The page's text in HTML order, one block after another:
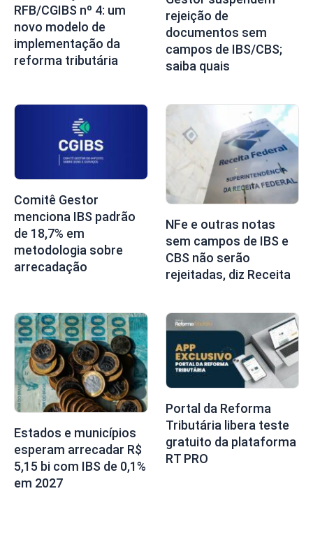
RFB/CGIBS nº 4: um
novo modelo de
implementação da
reforma tributária
rejeição de
documentos sem
campos de IBS/CBS;
saiba quais
Comitê Gestor
menciona IBS padrão
de 18,7% em
metodologia sobre
arrecadação
NFe e outras notas
sem campos de IBS e
CBS não serão
rejeitadas, diz Receita
Estados e municípios
esperam arrecadar R$
5,15 bi com IBS de 0,1%
em 2027
Portal da Reforma
Tributária libera teste
gratuito da plataforma
RT PRO